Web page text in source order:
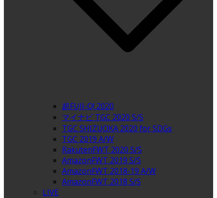
超FUJI-Q! 2020
マイナビ TGC 2020 S/S
TGC SHIZUOKA 2020 for SDGs
TGC 2019 A/W
RakutenFWT 2020 S/S
AmazonFWT 2019 S/S
AmazonFWT 2018-19 A/W
AmazonFWT 2018 S/S
LIVE